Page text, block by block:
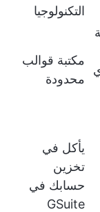
التكنولوجيا
مكتبة قوالب
محدودة
يأكل في
تخزين
حسابك في
GSuite